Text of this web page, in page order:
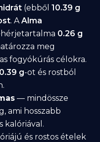
(ebből10.39 g
. AAlma
0.26 g
meg
fogyókúrás célokra.
g-ot és rostból
— mindössze
ami hosszabb
kalóriával.
és rostos ételek